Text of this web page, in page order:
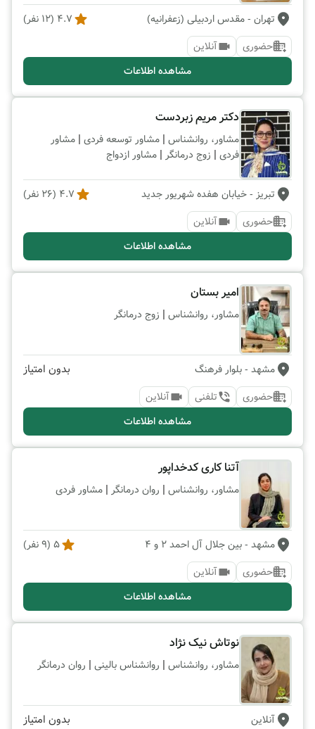
تهران - مقدس اردبیلی (زعفرانیه) 4.7
(
12 نفر)
حضوری
آنلاین
مشاهده اطلاعات
دکتر مریم زبردست
مشاور، روانشناس | مشاور توسعه فردی | مشاور
فردی | زوج درمانگر | مشاور ازدواج
تبریز - خیابان هفده شهریور جدید 4.7
(
26 نفر)
حضوری
آنلاین
مشاهده اطلاعات
امیر بستان
مشاور، روانشناس | زوج درمانگر
مشهد - بلوار فرهنگ بدون امتیاز
حضوری تلفنی
آنلاین
مشاهده اطلاعات
آتنا کاری کدخداپور
مشاور، روانشناس | روان درمانگر | مشاور فردی
مشهد - بین جلال آل احمد 2 و 4 5
(
9نفر)
حضوری
آنلاین
مشاهده اطلاعات
نوتاش نیک نژاد
مشاور، روانشناس | روانشناس بالینی | روان درمانگر
آنلاین بدون امتیاز